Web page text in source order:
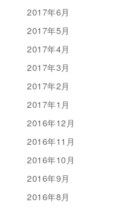
2017年6月
2017年5月
2017年4月
2017年3月
2017年2月
2017年1月
2016年12月
2016年11月
2016年10月
2016年9月
2016年8月